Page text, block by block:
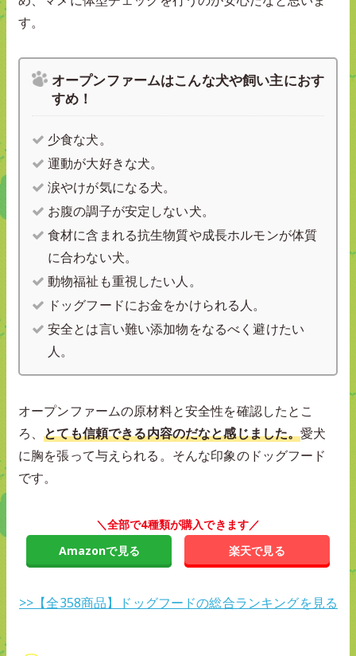
す。
オープンファームはこんな犬や飼い主におす
すめ！
少食な犬。
運動が大好きな犬。
涙やけが気になる犬。
お腹の調子が安定しない犬。
食材に含まれる抗生物質や成長ホルモンが体質
に合わない犬。
動物福祉も重視したい人。
ドッグフードにお金をかけられる人。
安全とは言い難い添加物をなるべく避けたい
人。
オープンファームの原材料と安全性を確認したとこ
ろ、とても信頼できる内容のだなと感じました。愛犬
に胸を張って与えられる。そんな印象のドッグフード
です。
＼全部で4種類が購入できます／
Amazonで見る
楽天で見る
>>【全358商品】ドッグフードの総合ランキングを見る